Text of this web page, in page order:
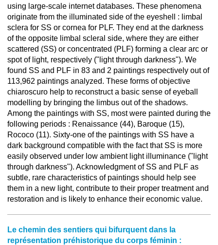
using large-scale internet databases. These phenomena
originate from the illuminated side of the eyeshell : limbal
sclera for SS or cornea for PLF. They end at the darkness
of the opposite limbal scleral side, where they are either
scattered (SS) or concentrated (PLF) forming a clear arc or
spot of light, respectively ("light through darkness"). We
found SS and PLF in 83 and 2 paintings respectively out of
113,962 paintings analyzed. These forms of objective
chiaroscuro help to reconstruct a basic sense of eyeball
modelling by bringing the limbus out of the shadows.
Among the paintings with SS, most were painted during the
following periods : Renaissance (44), Baroque (15),
Rococo (11). Sixty-one of the paintings with SS have a
dark background compatible with the fact that SS is more
easily observed under low ambient light illuminance ("light
through darkness"). Acknowledgment of SS and PLF as
subtle, rare characteristics of paintings should help see
them in a new light, contribute to their proper treatment and
restoration and is likely to enhance their economic value.
Le chemin des sentiers qui bifurquent dans la
représentation préhistorique du corps féminin :